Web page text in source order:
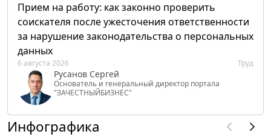
Прием на работу: как законно проверить
соискателя после ужесточения ответственности
за нарушение законодательства о персональных
данных
6 августа 2026 Труд
Русанов Сергей
Основатель и генеральный директор портала
"ЗАЧЕСТНЫЙБИЗНЕС"
Инфографика